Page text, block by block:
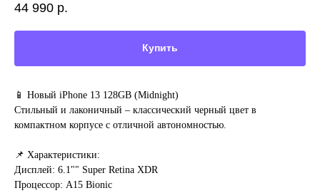
44 990 р.
Купить
📱 Новый iPhone 13 128GB (Midnight)
Стильный и лаконичный – классический черный цвет в
компактном корпусе с отличной автономностью.
📌 Характеристики:
Дисплей: 6.1"" Super Retina XDR
Процессор: A15 Bionic